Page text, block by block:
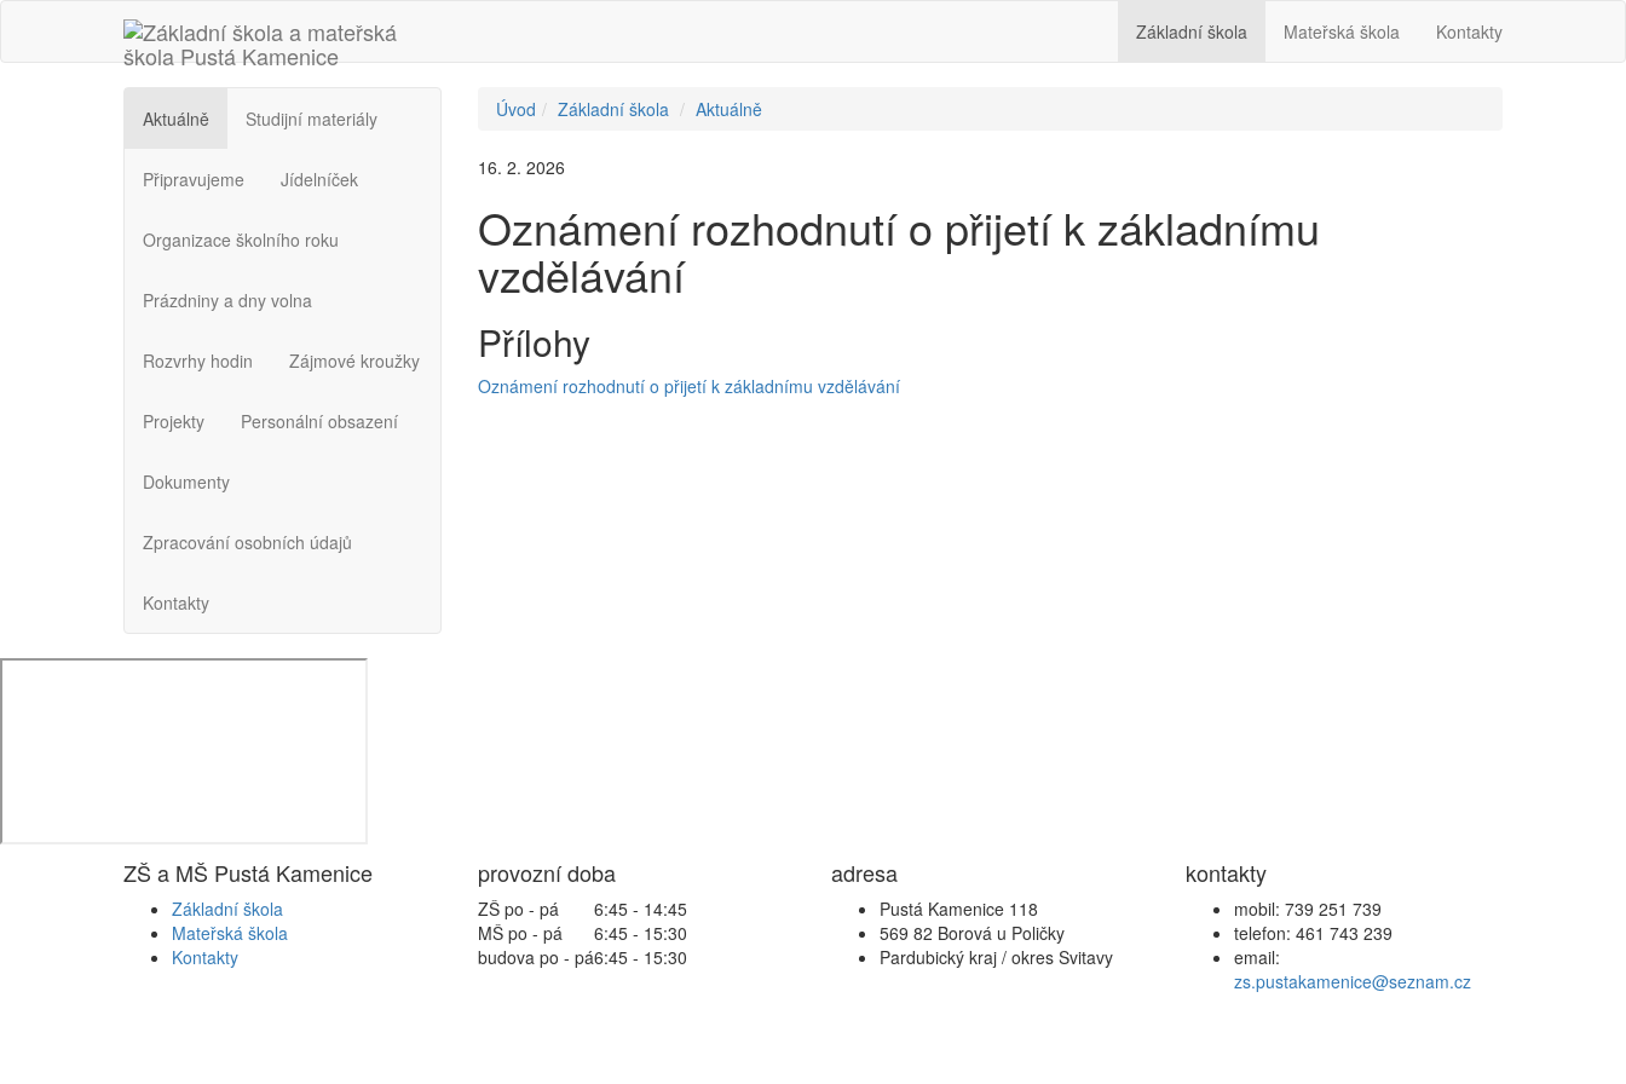
Základní škola Mateřská škola Kontakty
Aktuálně Studijní materiály
Připravujeme Jídelníček
Organizace školního roku
Prázdniny a dny volna
Rozvrhy hodin Zájmové kroužky
Projekty Personální obsazení
Dokumenty
Zpracování osobních údajů
Kontakty
Úvod Základní škola Aktuálně
16. 2. 2026
Oznámení rozhodnutí o přijetí k základnímu
vzdělávání
Přílohy
Oznámení rozhodnutí o přijetí k základnímu vzdělávání
ZŠ a MŠ Pustá Kamenice
Základní škola
Mateřská škola
Kontakty
provozní doba
ZŠ po - pá
6:45 - 14:45
MŠ po - pá
6:45 - 15:30
budova po - pá6:45 - 15:30
adresa
Pustá Kamenice 118
569 82 Borová u Poličky
Pardubický kraj / okres Svitavy
kontakty
mobil: 739 251 739
telefon: 461 743 239
email:
zs.pustakamenice@seznam.cz